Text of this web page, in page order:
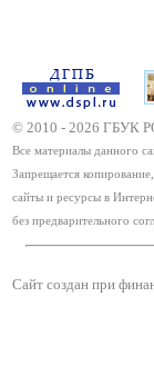
© 2010 - 2026 ГБУК
Все материалы данного
Запрещается
сайты и ресурсы в
без предварительного
Сайт создан при